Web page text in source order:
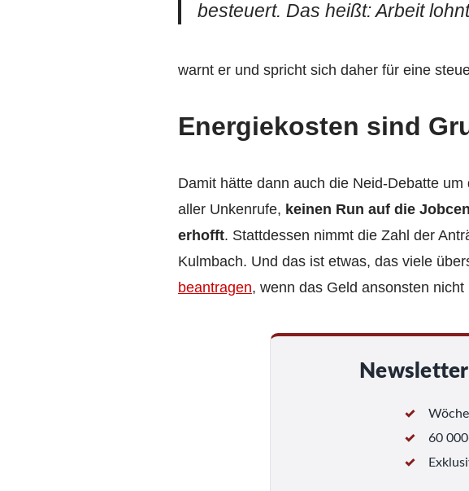
besteuert. Das heißt: Arbeit
warnt er und spricht sich daher für eine
Energiekosten sind
Damit hätte dann auch die Neid-Debatte um
aller Unkenrufe, keinen Run auf die
erhofft. Stattdessen nimmt die Zahl der
Kulmbach. Und das ist etwas, das viele
beantragen, wenn das Geld ansonsten
60